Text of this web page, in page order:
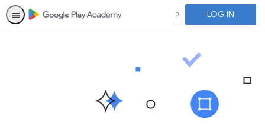
SEARCH LOG IN